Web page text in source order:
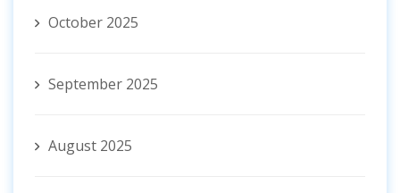
October 2025
September 2025
August 2025